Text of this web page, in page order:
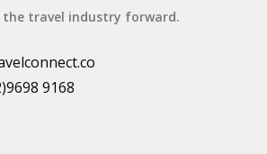
the travel industry forward.
9168